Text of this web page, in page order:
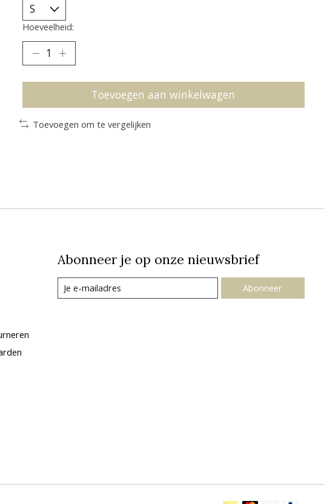
Hoeveelheid:
Toevoegen aan winkelwagen
Toevoegen om te vergelijken
Abonneer je op onze nieuwsbrief
Abonneer